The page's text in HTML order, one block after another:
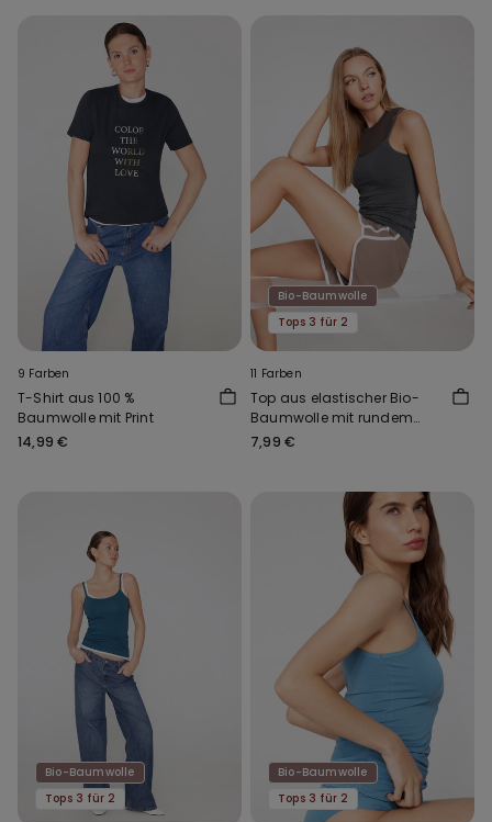
9 Farben
T-Shirt aus 100 %
Baumwolle mit Print
14,99 €
Bio-Baumwolle
Tops 3 für 2
11 Farben
Top aus elastischer Bio-
Baumwolle mit rundem
Ausschnitt
7,99 €
Bio-Baumwolle
Tops 3 für 2
Bio-Baumwolle
Tops 3 für 2